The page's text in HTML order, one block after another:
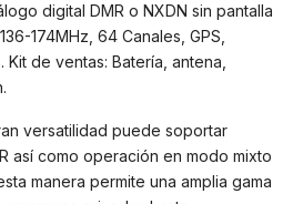
digital DMR o NXDN sin pantalla
174MHz, 64 Canales, GPS,
Kit de ventas: Batería, antena,
versatilidad puede soportar
así como operación en modo mixto
manera permite una amplia gama